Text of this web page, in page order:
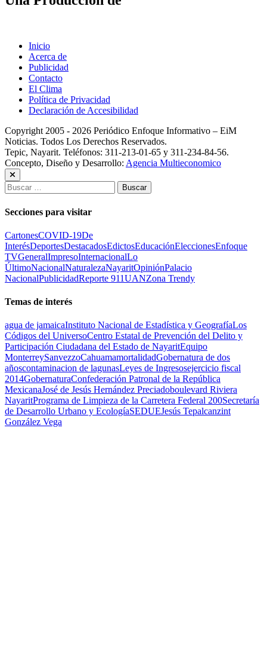
Inicio
Acerca de
Publicidad
Contacto
El Clima
Política de Privacidad
Declaración de Accesibilidad
Copyright 2005 - 2026 Periódico Enfoque Informativo – EiM
Noticias. Todos Los Derechos Reservados.
Tepic, Nayarit. Teléfonos: 311-213-01-65 y 311-234-84-56.
Concepto, Diseño y Desarrollo: Agencia Multieconomico
Buscar:
Secciones para visitar
CartonesCOVID-19De
InterésDeportesDestacadosEdictosEducaciónEleccionesEnfoque
TVGeneralImpresoInternacionalLo
ÚltimoNacionalNaturalezaNayaritOpiniónPalacio
NacionalPublicidadReporte 911UANZona Trendy
Temas de interés
agua de jamaicaInstituto Nacional de Estadística y GeografíaLos
Códigos del UniversoCentro Estatal de Prevención del Delito y
Participación Ciudadana del Estado de NayaritEquipo
MonterreySanvezzoCahuamamortalidadGobernatura de dos
añoscontaminacion de lagunasLeyes de Ingresosejercicio fiscal
2014GobernaturaConfederación Patronal de la República
MexicanaJosé de Jesús Hernández Preciadoboulevard Riviera
NayaritPrograma de Limpieza de la Carretera Federal 200Secretaría
de Desarrollo Urbano y EcologíaSEDUEJesús Tepalcanzint
González Vega